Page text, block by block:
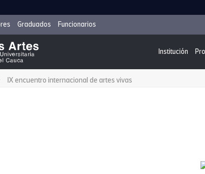
Graduados Funcionarios
Institución
IX encuentro internacional de artes vivas